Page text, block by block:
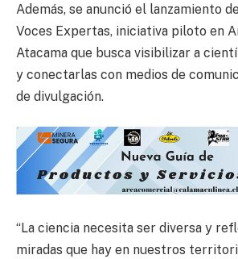
Además, se anunció el lanzamiento
Voces Expertas, iniciativa piloto en
Atacama que busca visibilizar a
y conectarlas con medios de
de divulgación.
“La ciencia necesita ser diversa y
miradas que hay en nuestros